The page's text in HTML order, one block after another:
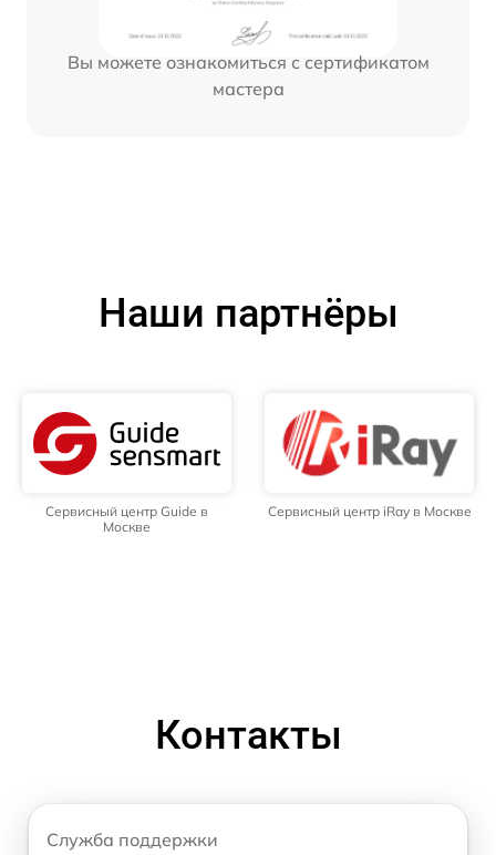
Вы можете ознакомиться с сертификатом
мастера
Наши партнёры
Сервисный центр Guide в
Москве
Сервисный центр iRay в Москве
Контакты
Служба поддержки